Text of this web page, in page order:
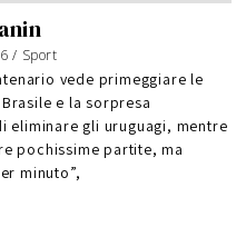
/ Sport
vede primeggiare le
e la sorpresa
eliminare gli uruguagi, mentre
pochissime partite, ma
minuto”,